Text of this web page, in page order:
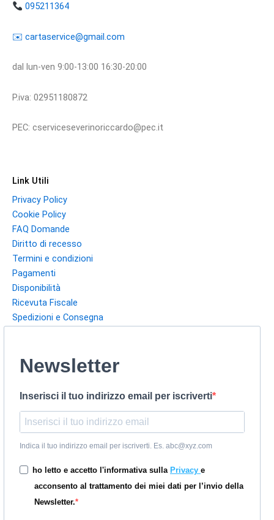
095211364
​​✉️ ​cartaservice@gmail.com
dal lun-ven 9:00-13:00 16:30-20:00
P.iva: 02951180872
PEC: cserviceseverinoriccardo@pec.it
Link Utili
Privacy Policy
Cookie Policy
FAQ Domande
Diritto di recesso
Termini e condizioni
Pagamenti
Disponibilità
Ricevuta Fiscale
Spedizioni e Consegna
Newsletter
Inserisci il tuo indirizzo email per iscriverti
Indica il tuo indirizzo email per iscriverti. Es. abc@xyz.com
ho letto e accetto l'informativa sulla Privacy e
acconsento al trattamento dei miei dati per l’invio della
Newsletter.